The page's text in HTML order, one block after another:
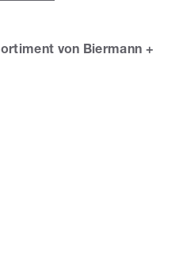
von Biermann +